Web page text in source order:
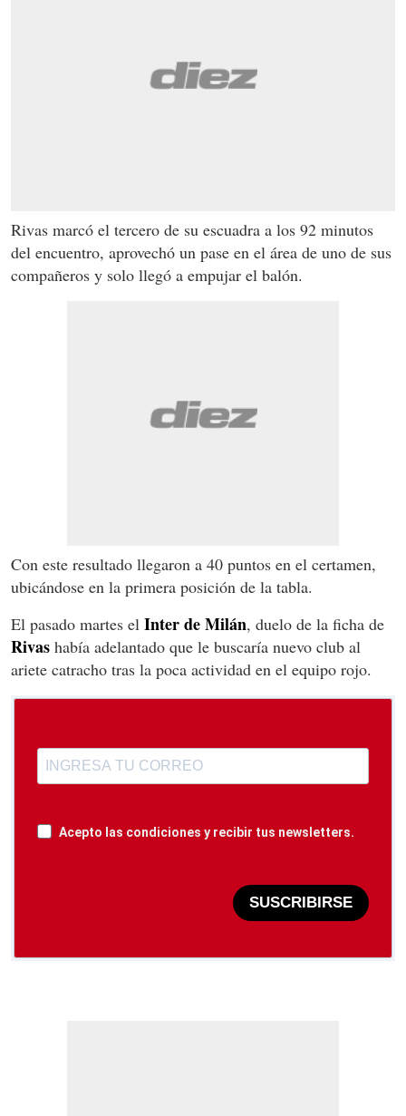
Rivas marcó el tercero de su escuadra a los 92 minutos
del encuentro, aprovechó un pase en el área de uno de sus
compañeros y solo llegó a empujar el balón.
Con este resultado llegaron a 40 puntos en el certamen,
ubicándose en la primera posición de la tabla.
El pasado martes el Inter de Milán, duelo de la ficha de
Rivas había adelantado que le buscaría nuevo club al
ariete catracho tras la poca actividad en el equipo rojo.
Acepto las condiciones y recibir tus newsletters.
SUSCRIBIRSE